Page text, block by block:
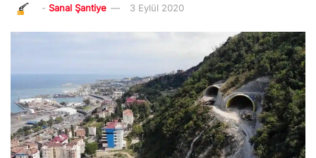
- Sanal Şantiye 3 Eylül 2020